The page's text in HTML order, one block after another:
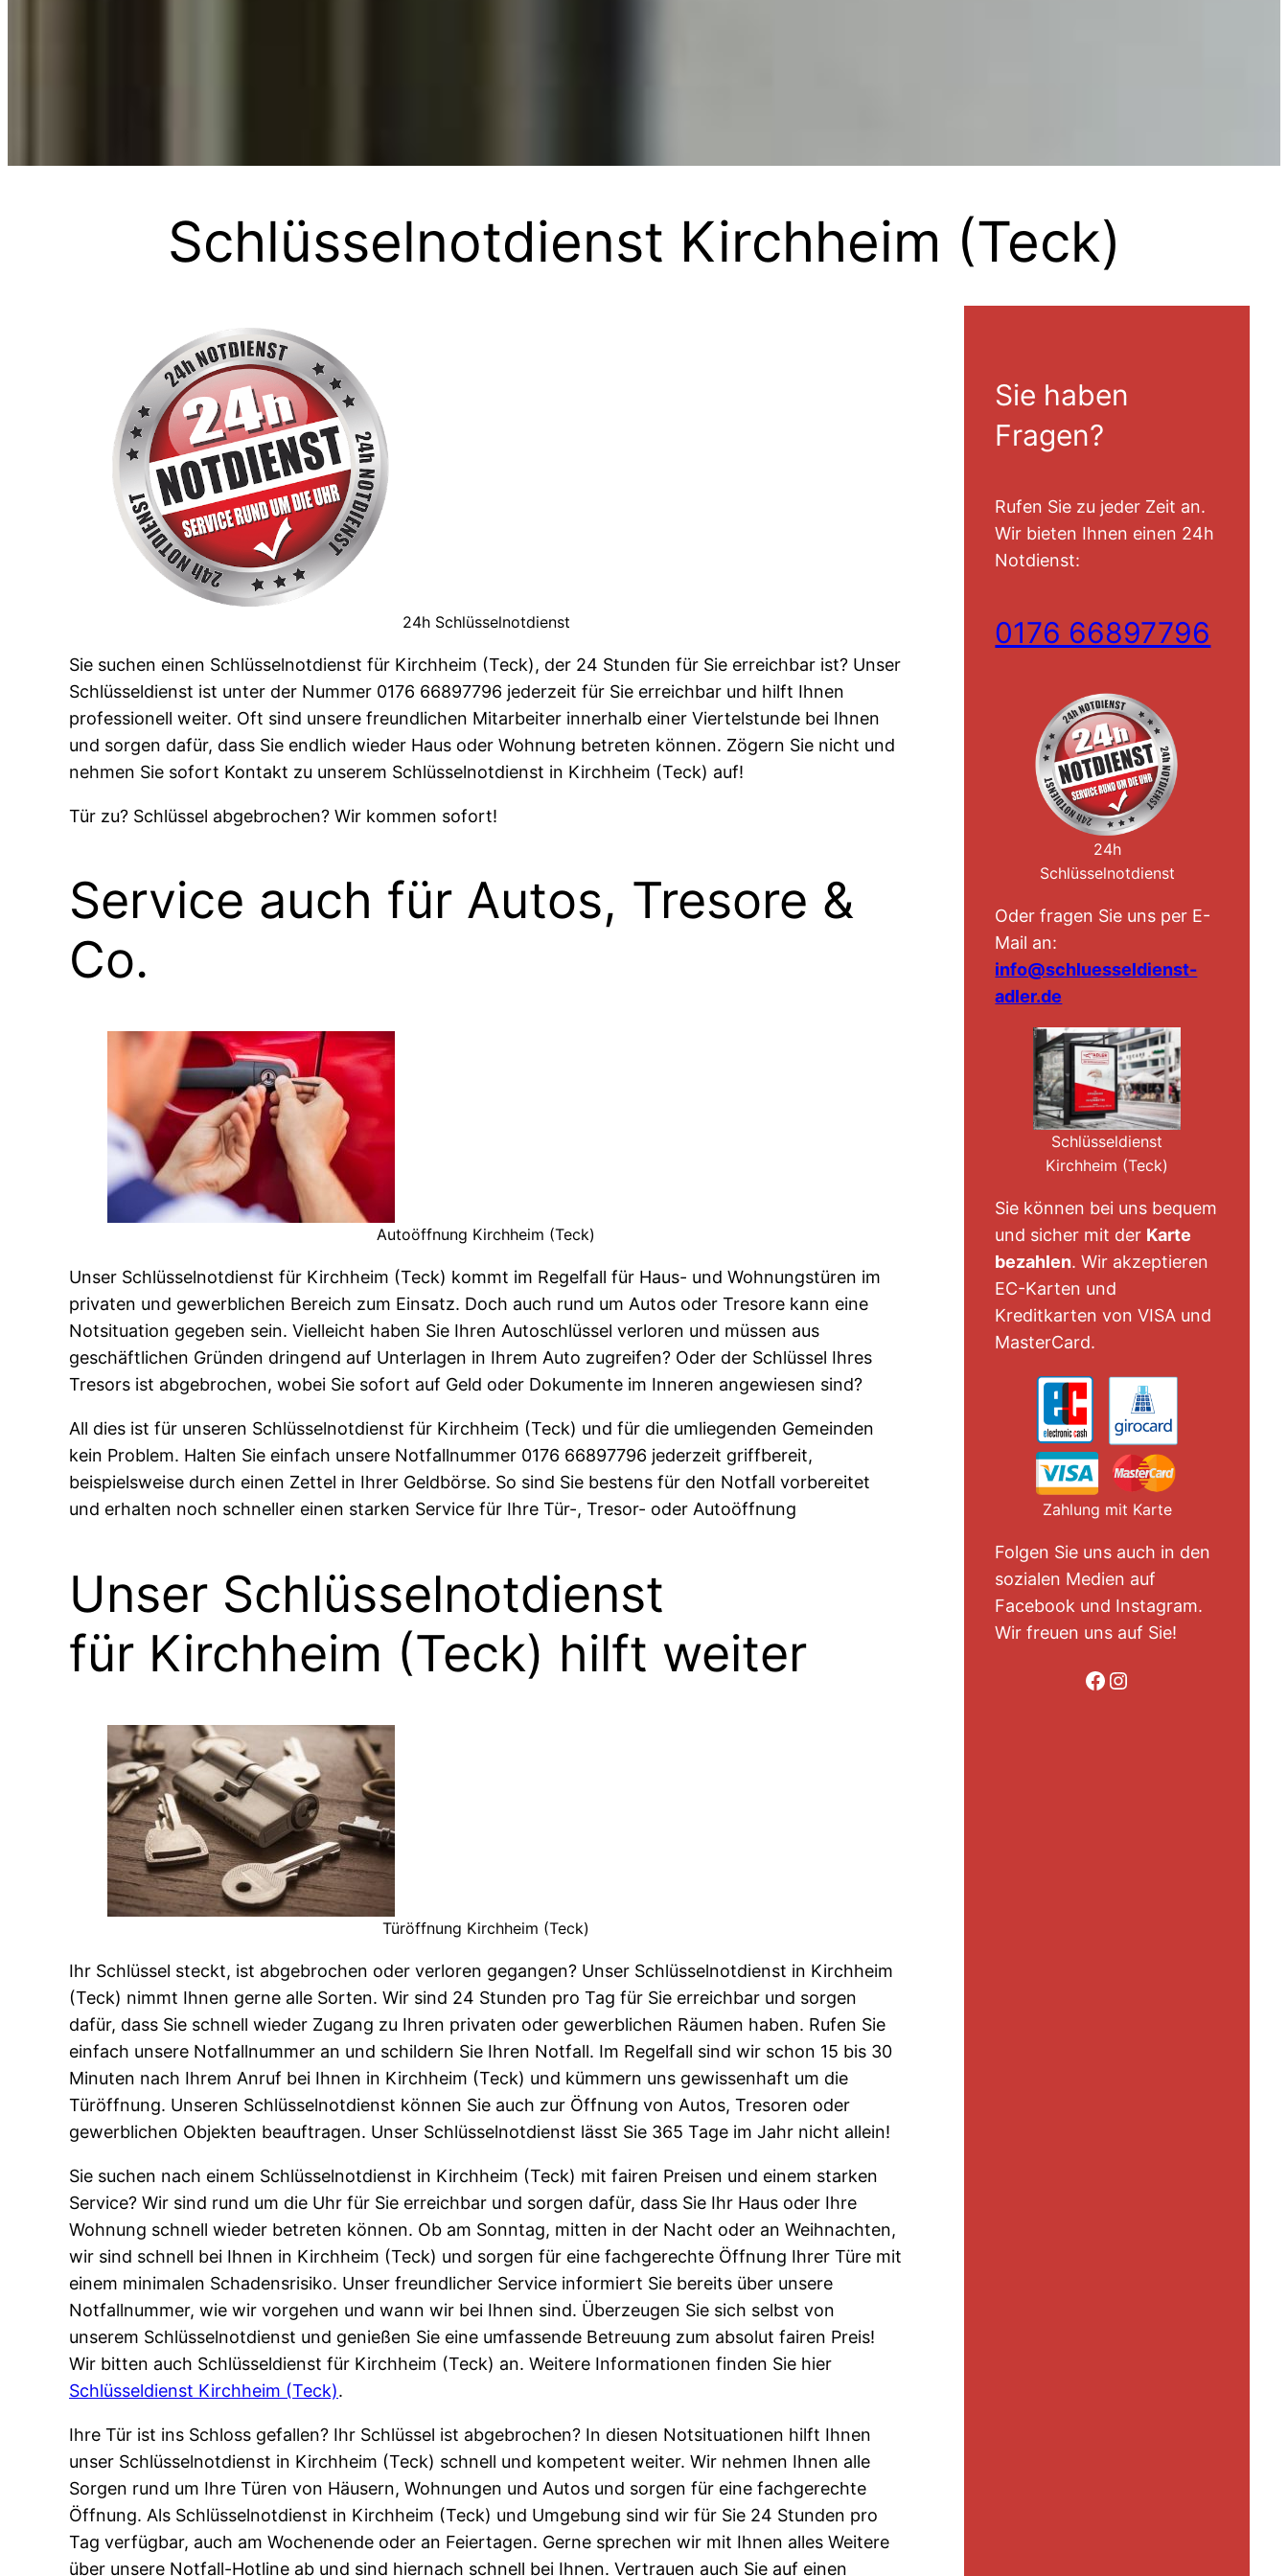
Schlüsselnotdienst Kirchheim (Teck)
24h Schlüsselnotdienst
Sie suchen einen Schlüsselnotdienst für Kirchheim (Teck), der 24 Stunden für Sie erreichbar ist? Unser
Schlüsseldienst ist unter der Nummer 0176 66897796 jederzeit für Sie erreichbar und hilft Ihnen
professionell weiter. Oft sind unsere freundlichen Mitarbeiter innerhalb einer Viertelstunde bei Ihnen
und sorgen dafür, dass Sie endlich wieder Haus oder Wohnung betreten können. Zögern Sie nicht und
nehmen Sie sofort Kontakt zu unserem Schlüsselnotdienst in Kirchheim (Teck) auf!
Tür zu? Schlüssel abgebrochen? Wir kommen sofort!
Service auch für Autos, Tresore &
Co.
Autoöffnung Kirchheim (Teck)
Unser Schlüsselnotdienst für Kirchheim (Teck) kommt im Regelfall für Haus- und Wohnungstüren im
privaten und gewerblichen Bereich zum Einsatz. Doch auch rund um Autos oder Tresore kann eine
Notsituation gegeben sein. Vielleicht haben Sie Ihren Autoschlüssel verloren und müssen aus
geschäftlichen Gründen dringend auf Unterlagen in Ihrem Auto zugreifen? Oder der Schlüssel Ihres
Tresors ist abgebrochen, wobei Sie sofort auf Geld oder Dokumente im Inneren angewiesen sind?
All dies ist für unseren Schlüsselnotdienst für Kirchheim (Teck) und für die umliegenden Gemeinden
kein Problem. Halten Sie einfach unsere Notfallnummer 0176 66897796 jederzeit griffbereit,
beispielsweise durch einen Zettel in Ihrer Geldbörse. So sind Sie bestens für den Notfall vorbereitet
und erhalten noch schneller einen starken Service für Ihre Tür-, Tresor- oder Autoöffnung
Unser Schlüsselnotdienst
für Kirchheim (Teck) hilft weiter
Türöffnung Kirchheim (Teck)
Ihr Schlüssel steckt, ist abgebrochen oder verloren gegangen? Unser Schlüsselnotdienst in Kirchheim
(Teck) nimmt Ihnen gerne alle Sorten. Wir sind 24 Stunden pro Tag für Sie erreichbar und sorgen
dafür, dass Sie schnell wieder Zugang zu Ihren privaten oder gewerblichen Räumen haben. Rufen Sie
einfach unsere Notfallnummer an und schildern Sie Ihren Notfall. Im Regelfall sind wir schon 15 bis 30
Minuten nach Ihrem Anruf bei Ihnen in Kirchheim (Teck) und kümmern uns gewissenhaft um die
Türöffnung. Unseren Schlüsselnotdienst können Sie auch zur Öffnung von Autos, Tresoren oder
gewerblichen Objekten beauftragen. Unser Schlüsselnotdienst lässt Sie 365 Tage im Jahr nicht allein!
Sie suchen nach einem Schlüsselnotdienst in Kirchheim (Teck) mit fairen Preisen und einem starken
Service? Wir sind rund um die Uhr für Sie erreichbar und sorgen dafür, dass Sie Ihr Haus oder Ihre
Wohnung schnell wieder betreten können. Ob am Sonntag, mitten in der Nacht oder an Weihnachten,
wir sind schnell bei Ihnen in Kirchheim (Teck) und sorgen für eine fachgerechte Öffnung Ihrer Türe mit
einem minimalen Schadensrisiko. Unser freundlicher Service informiert Sie bereits über unsere
Notfallnummer, wie wir vorgehen und wann wir bei Ihnen sind. Überzeugen Sie sich selbst von
unserem Schlüsselnotdienst und genießen Sie eine umfassende Betreuung zum absolut fairen Preis!
Wir bitten auch Schlüsseldienst für Kirchheim (Teck) an. Weitere Informationen finden Sie hier
Schlüsseldienst Kirchheim (Teck).
Ihre Tür ist ins Schloss gefallen? Ihr Schlüssel ist abgebrochen? In diesen Notsituationen hilft Ihnen
unser Schlüsselnotdienst in Kirchheim (Teck) schnell und kompetent weiter. Wir nehmen Ihnen alle
Sorgen rund um Ihre Türen von Häusern, Wohnungen und Autos und sorgen für eine fachgerechte
Öffnung. Als Schlüsselnotdienst in Kirchheim (Teck) und Umgebung sind wir für Sie 24 Stunden pro
Tag verfügbar, auch am Wochenende oder an Feiertagen. Gerne sprechen wir mit Ihnen alles Weitere
über unsere Notfall-Hotline ab und sind hiernach schnell bei Ihnen. Vertrauen auch Sie auf einen
Sie haben
Fragen?
Rufen Sie zu jeder Zeit an.
Wir bieten Ihnen einen 24h
Notdienst:
0176 66897796
24h
Schlüsselnotdienst
Oder fragen Sie uns per E-
Mail an:
info@schluesseldienst-
adler.de
Schlüsseldienst
Kirchheim (Teck)
Sie können bei uns bequem
und sicher mit der Karte
bezahlen. Wir akzeptieren
EC-Karten und
Kreditkarten von VISA und
MasterCard.
Zahlung mit Karte
Folgen Sie uns auch in den
sozialen Medien auf
Facebook und Instagram.
Wir freuen uns auf Sie!
Folge uns auf Facebook Folge uns auf Instagram